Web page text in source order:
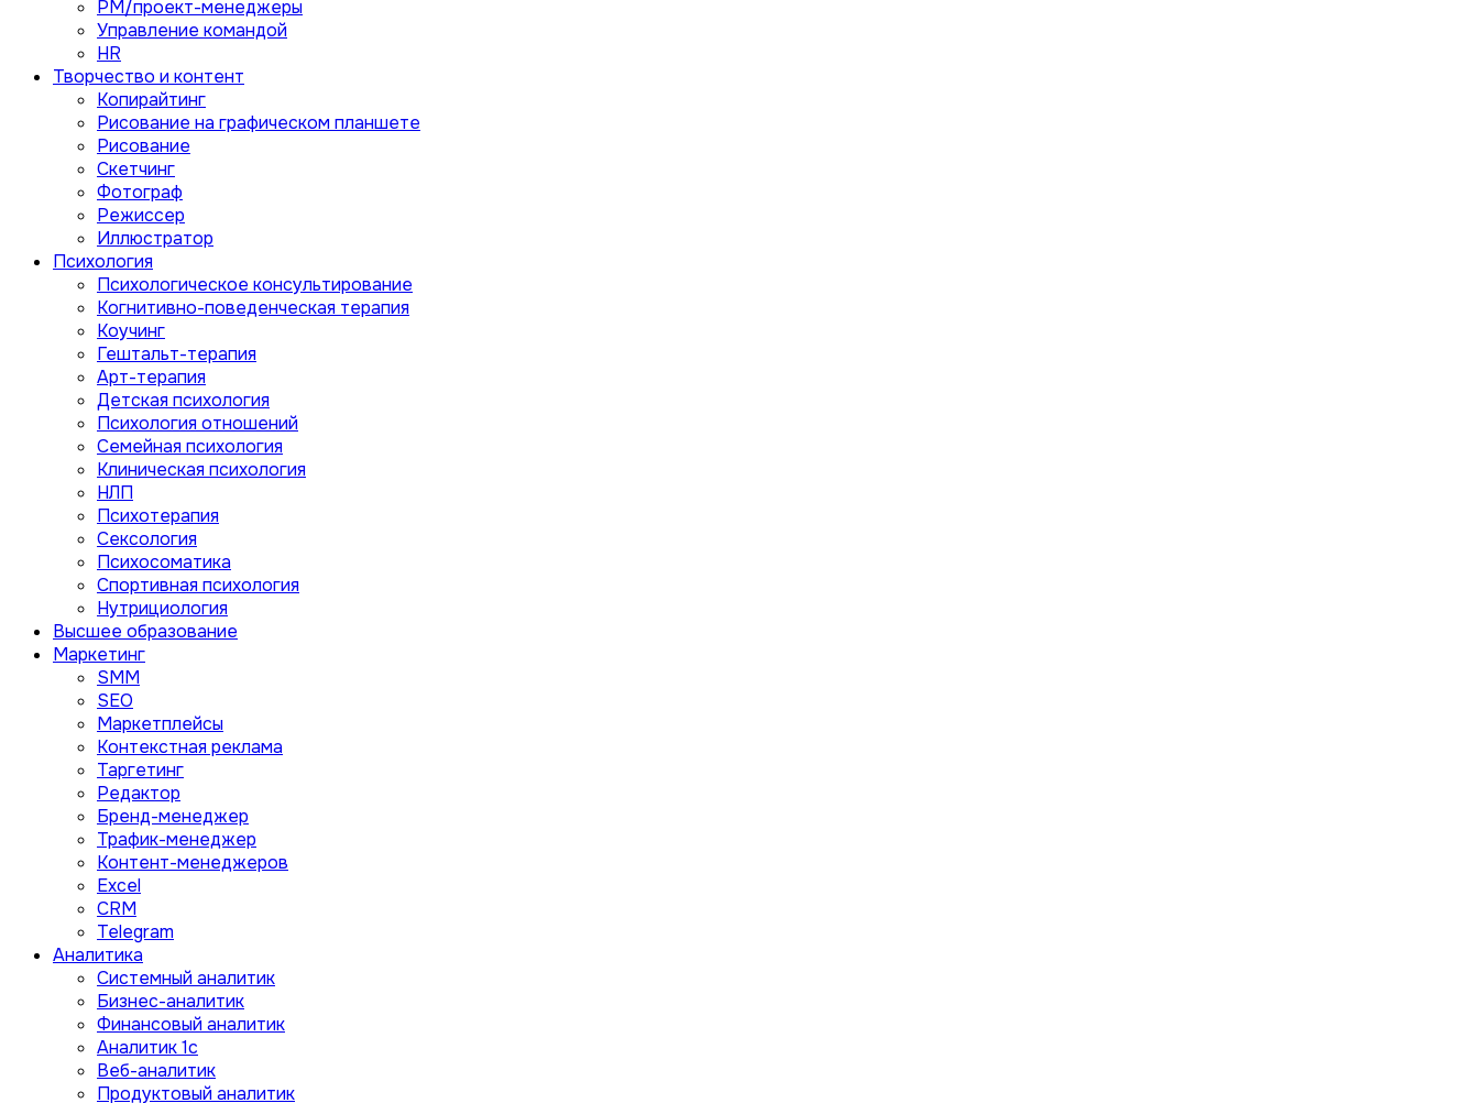
PM/проект-менеджеры
Управление командой
HR
Творчество и контент
Копирайтинг
Рисование на графическом планшете
Рисование
Скетчинг
Фотограф
Режиссер
Иллюстратор
Психология
Психологическое консультирование
Когнитивно-поведенческая терапия
Коучинг
Гештальт-терапия
Арт-терапия
Детская психология
Психология отношений
Семейная психология
Клиническая психология
НЛП
Психотерапия
Сексология
Психосоматика
Спортивная психология
Нутрициология
Высшее образование
Маркетинг
SMM
SEO
Маркетплейсы
Контекстная реклама
Таргетинг
Редактор
Бренд-менеджер
Трафик-менеджер
Контент-менеджеров
Excel
CRM
Telegram
Аналитика
Системный аналитик
Бизнес-аналитик
Финансовый аналитик
Aналитик 1с
Веб-аналитик
Продуктовый аналитик